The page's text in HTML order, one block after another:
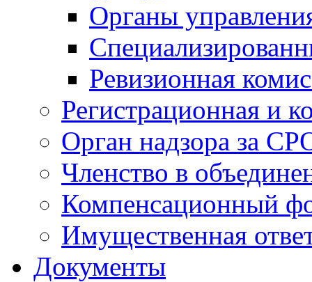
Органы
Ревизионная
Регистрационная и
Орган надзора за
Членство в
Компенсационный
Имущественная
Документы